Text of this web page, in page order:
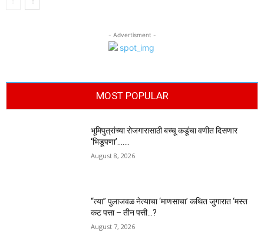
- Advertisment -
MOST POPULAR
भूमिपुत्रांच्या रोजगारासाठी बच्चू कडूंचा वणीत दिसणार
‘भिडूपणा’…….
August 8, 2026
“त्या” पुलाजवळ नेत्याचा ‘माणसाचा’ कथित जुगारात ‘मस्त
कट पत्ता – तीन पत्ती…?
August 7, 2026